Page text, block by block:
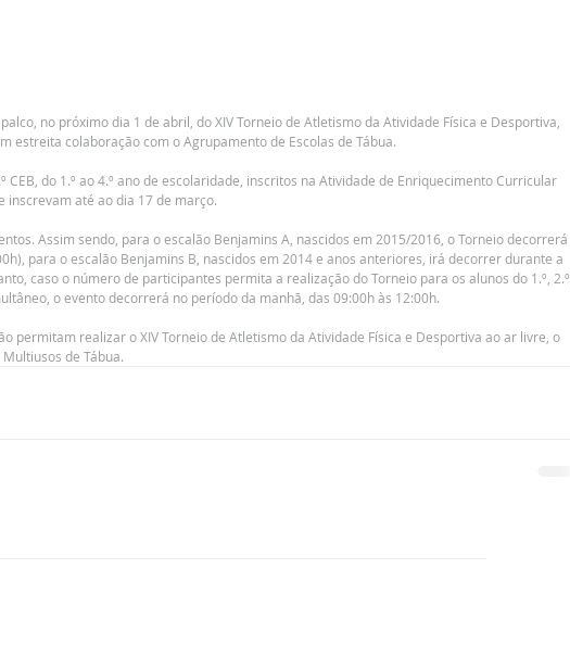
no próximo dia 1 de abril, do XIV Torneio de Atletismo da Atividade Física e Desportiva,
estreita colaboração com o Agrupamento de Escolas de Tábua.
CEB, do 1.º ao 4.º ano de escolaridade, inscritos na Atividade de Enriquecimento Curricular
inscrevam até ao dia 17 de março.
Assim sendo, para o escalão Benjamins A, nascidos em 2015/2016, o Torneio decorrerá
para o escalão Benjamins B, nascidos em 2014 e anos anteriores, irá decorrer durante a
caso o número de participantes permita a realização do Torneio para os alunos do 1.º, 2.º,
o evento decorrerá no período da manhã, das 09:00h às 12:00h.
permitam realizar o XIV Torneio de Atletismo da Atividade Física e Desportiva ao ar livre, o
de Tábua.